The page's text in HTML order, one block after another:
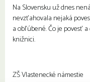
Na Slovensku už dnes
nevzťahovala nejaká
a obľúbené. Čo je povesť
knižnici.
ZŠ Vlastenecké námestie